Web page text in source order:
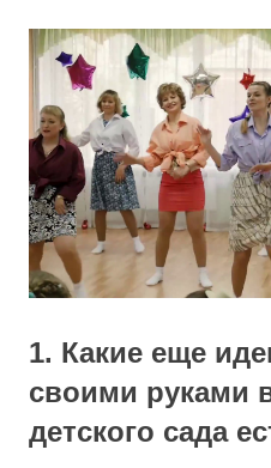
1. Какие еще
своими руками
детского сада